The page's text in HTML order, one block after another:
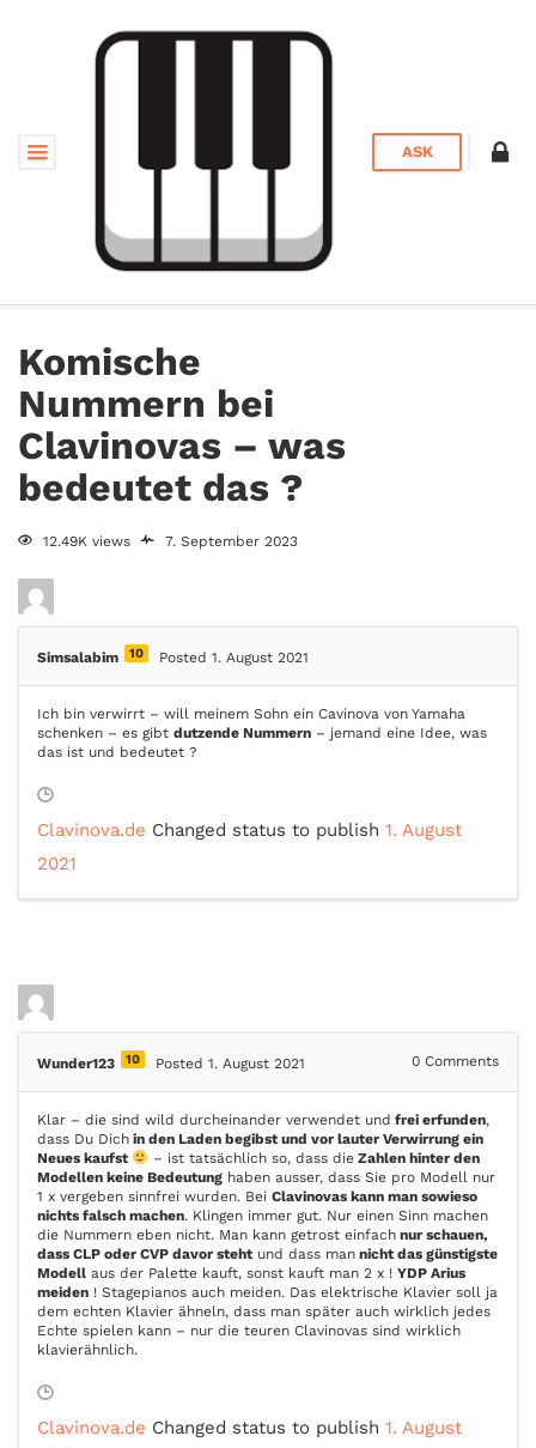
ASK
Komische
Nummern bei
Clavinovas – was
bedeutet das ?
12.49K views 7. September 2023
Simsalabim 10 Posted 1. August 2021
Ich bin verwirrt – will meinem Sohn ein Cavinova von Yamaha
schenken – es gibt dutzende Nummern – jemand eine Idee, was
das ist und bedeutet ?
Clavinova.de Changed status to publish 1. August
2021
Wunder123 10 Posted 1. August 2021 0 Comments
Klar – die sind wild durcheinander verwendet und frei erfunden,
dass Du Dich in den Laden begibst und vor lauter Verwirrung ein
Neues kaufst
– ist tatsächlich so, dass dieZahlen hinter den
Modellen keine Bedeutung haben ausser, dass Sie pro Modell nur
1 x vergeben sinnfrei wurden. Bei Clavinovas kann man sowieso
nichts falsch machen. Klingen immer gut. Nur einen Sinn machen
die Nummern eben nicht. Man kann getrost einfach nur schauen,
dass CLP oder CVP davor steht und dass man nicht das günstigste
Modell aus der Palette kauft, sonst kauft man 2 x ! YDP Arius
meiden ! Stagepianos auch meiden. Das elektrische Klavier soll ja
dem echten Klavier ähneln, dass man später auch wirklich jedes
Echte spielen kann – nur die teuren Clavinovas sind wirklich
klavierähnlich.
Clavinova.de Changed status to publish 1. August